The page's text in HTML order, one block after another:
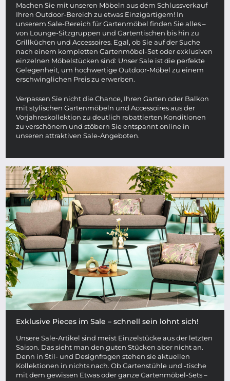
Machen Sie mit unseren Möbeln aus dem Schlussverkauf
Ihren Outdoor-Bereich zu etwas Einzigartigem! In
unserem Sale-Bereich für Gartenmöbel finden Sie alles –
von Lounge-Sitzgruppen und Gartentischen bis hin zu
Grillküchen und Accessoires. Egal, ob Sie auf der Suche
nach einem kompletten Gartenmöbel-Set oder exklusiven
einzelnen Möbelstücken sind: Unser Sale ist die perfekte
Gelegenheit, um hochwertige Outdoor-Möbel zu einem
erschwinglichen Preis zu erwerben.
Verpassen Sie nicht die Chance, Ihren Garten oder Balkon
mit stylischen Gartenmöbeln und Accessoires aus der
Vorjahreskollektion zu deutlich rabattierten Konditionen
zu verschönern und stöbern Sie entspannt online in
unseren attraktiven Sale-Angeboten.
Exklusive Pieces im Sale – schnell sein lohnt sich!
Unsere Sale-Artikel sind meist Einzelstücke aus der letzten
Saison. Das sieht man den guten Stücken aber nicht an.
Denn in Stil- und Designfragen stehen sie aktuellen
Kollektionen in nichts nach. Ob Gartenstühle und -tische
mit dem gewissen Etwas oder ganze Gartenmöbel-Sets –